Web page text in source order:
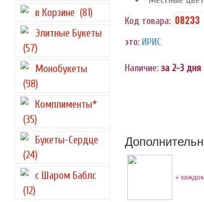
в Корзине (81)
Элитные Букеты
(57)
Монобукеты
(98)
Комплименты*
(35)
Букеты-Сердце
(24)
с Шаром Баблс
(12)
Код товара: 08233
это: ИРИС
Наличие: за 2-3 дня
+